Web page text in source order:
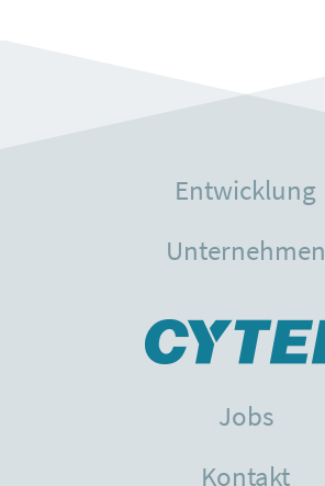
Entwicklung
Unternehmen
Jobs
Kontakt